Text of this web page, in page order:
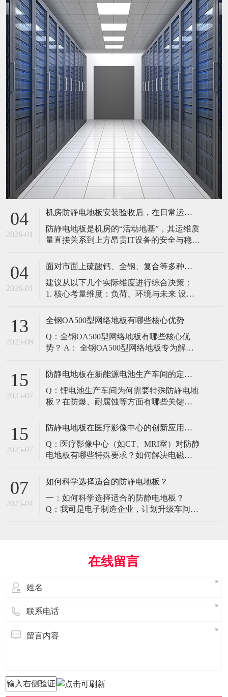
04
2026-01
机房防静电地板安装验收后，在日常运维中常常被忽视。请问，一套规范的、可操作的维护规程应包含哪些内容？有哪些“小问题”若不及时处理，会演变成“大故障”？
防静电地板是机房的“活动地基”，其运维质
量直接关系到上方昂贵IT设备的安全与稳
修，是保障其长期可靠的关键。 1. 建立分
由值班工程师执行）： 观： 巡检时观察地
面有无明显的水渍、油污或其它液体泼
04
2026-01
面对市面上硫酸钙、全钢、复合等多种类型的机房防静电地板，我们该如何科学选型？除了预算，更应该从哪些实际维度进行考量，以避免“过度配置”或“配置不足”？
建议从以下几个实际维度进行综合决策：
1. 核心考量维度：负荷、环境与未来 设备
您必须计算机房规划区域内最重设备的单
点载荷（通常指服务器机柜的支脚压
力）。 轻型机房（标准服务器/网络柜）：
单点载荷通常在1960N，主流的优质复合地
13
2025-08
全钢OA500型网络地板有哪些核心优势
Q：全钢OA500型网络地板有哪些核心优
势？ A： 全钢OA500型网络地板专为解决
以下核心优势： 高强度结构：采用优质冷
轧钢板拉伸焊接成型，表面磷化后静电喷
塑，防锈耐磨，承重性能优异。 便捷布
线：配套活动线槽板设计，可轻松掀起盖
15
2025-07
防静电地板在新能源电池生产车间的定制化解决方案
Q：锂电池生产车间为何需要特殊防静电地
板？在防爆、耐腐蚀等方面有哪些关键技
环境并存的特殊场景，需要全方位防护方
境要求 • 防爆等级：Ex IIB T4（ATEX认
证） • 静电泄放速度：<0.
15
2025-07
防静电地板在医疗影像中心的创新应用方案
Q：医疗影像中心（如CT、MRI室）对防静
电地板有哪些特殊要求？如何解决电磁干
环境特殊性对防静电地板提出了前所未有
疗影像环境的特殊需求 电磁兼容性要求 •
MRI室需完全无磁：磁化率<0.001（
07
2025-04
如何科学选择适合的防静电地板？
一：如何科学选择适合的防静电地板？
Q：我司是电子制造企业，计划升级车间地
用场景、技术指标及长期维护成本综合考
量。作为深耕行业多年的广东立品地板科
在线留言